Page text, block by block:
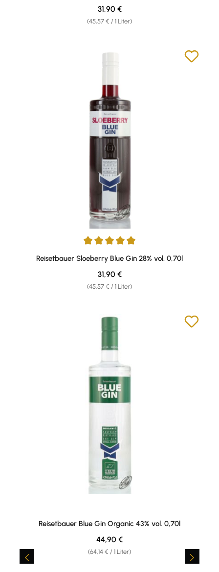
(45,57 € / 1 Liter)
Regulärer Preis:
31,90 €
Durchschnittliche Bewertung von 4.89 von 5 Sternen
Reisetbauer Sloeberry Blue Gin 28% vol. 0,70l
(45,57 € / 1 Liter)
Regulärer Preis:
31,90 €
Reisetbauer Blue Gin Organic 43% vol. 0,70l
(64,14 € / 1 Liter)
Regulärer Preis:
44,90 €